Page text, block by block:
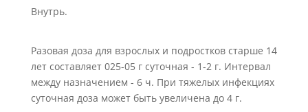
Внутрь.
Разовая доза для взрослых и подростков старше 14
лет составляет 025-05 г суточная - 1-2 г. Интервал
между назначением - 6 ч. При тяжелых инфекциях
суточная доза может быть увеличена до 4 г.